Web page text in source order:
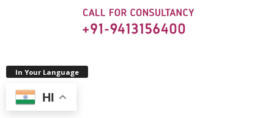
In Your Language
HI